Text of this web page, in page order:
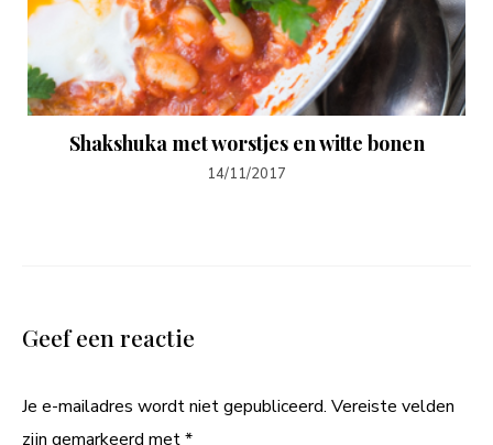
Shakshuka met worstjes en witte bonen
14/11/2017
Geef een reactie
Je e-mailadres wordt niet gepubliceerd. Vereiste velden
zijn gemarkeerd met*